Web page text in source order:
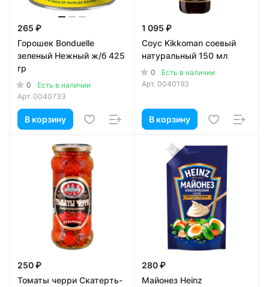
265 ₽
Горошек Bonduelle
зеленый Нежный ж/б 425
гр
0
Есть в наличии
Арт. 0040733
В корзину
1 095 ₽
Соус Kikkoman соевый
натуральный 150 мл
0
Есть в наличии
Арт. 0040193
В корзину
250 ₽
Томаты черри Скатерть-
280 ₽
Майонез Heinz